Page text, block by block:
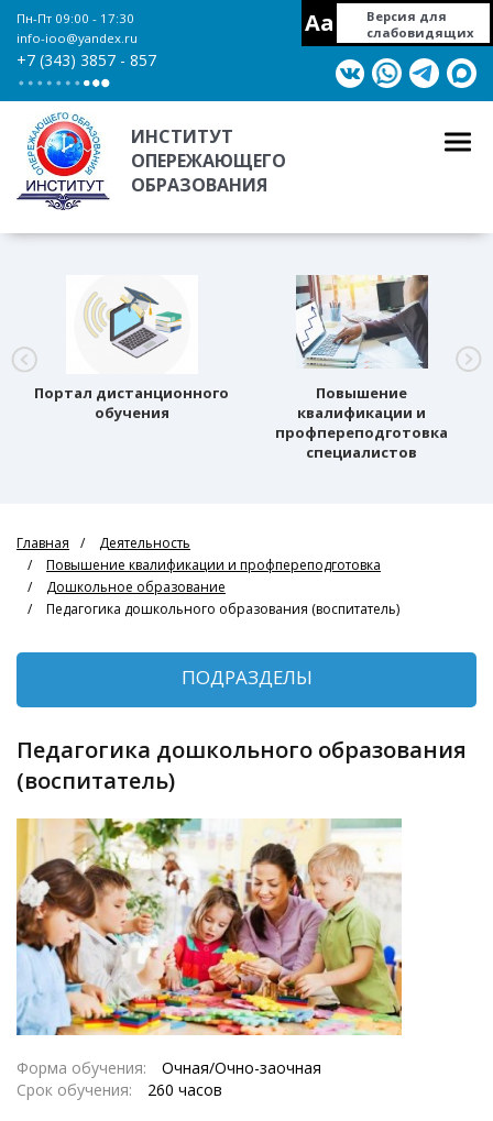
Пн-Пт 09:00 - 17:30
info-ioo@yandex.ru
+7 (343) 3857 - 857
Aa
Версия для
слабовидящих
ИНСТИТУТ
ОПЕРЕЖАЮЩЕГО
ОБРАЗОВАНИЯ
Портал дистанционного
обучения
Повышение
квалификации и
профпереподготовка
специалистов
Главная
Деятельность
Повышение квалификации и профпереподготовка
Дошкольное образование
Педагогика дошкольного образования (воспитатель)
ПОДРАЗДЕЛЫ
Педагогика дошкольного образования
(воспитатель)
Форма обучения:
Очная/Очно-заочная
Срок обучения:
260 часов